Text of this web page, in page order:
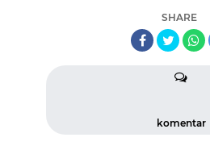
SHARE
komentar